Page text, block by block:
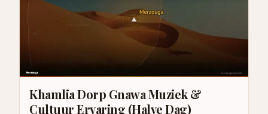
Khamlia Dorp Gnawa Muziek &
Cultuur Ervaring (Halve Dag)